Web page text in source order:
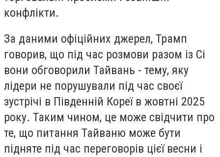
конфлікти.
За даними офіційних джерел, Трамп
говорив, що під час розмови разом із Сі
вони обговорили Тайвань - тему, яку
лідери не порушували під час своєї
зустрічі в Південній Кореї в жовтні 2025
року. Таким чином, це може свідчити про
те, що питання Тайваню може бути
підняте під час переговорів цієї весни і